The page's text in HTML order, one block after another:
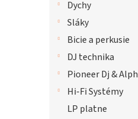
Dychy
Sláky
Bicie a perkusie
DJ technika
Pioneer Dj &
Hi-Fi Systémy
LP platne